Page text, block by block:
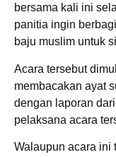
bersama kali ini
panitia ingin
baju muslim untuk
Acara tersebut
membacakan ayat
dengan laporan
pelaksana acara
Walaupun acara ini